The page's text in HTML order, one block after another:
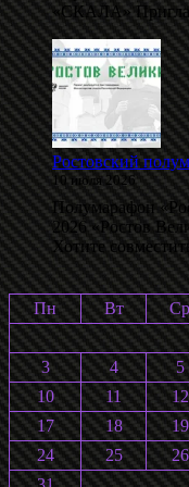
«СКАЛА»
Ростовский
10 июля 2026
Полумарафон
2026 «Ростов
Хотите
Пн
Вт Ср
3
4 5
10
11 12
17
18 19
24
25 26